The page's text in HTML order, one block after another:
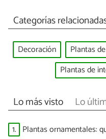
Categorías
Decoración Plantas
Plantas de
Lo más visto Lo
1. Plantas ornamentales: